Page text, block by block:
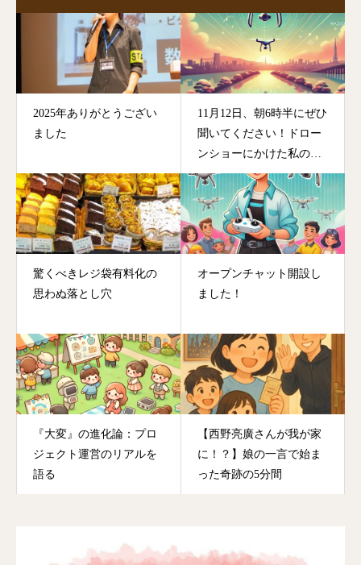
2025年ありがとうござい
ました
11月12日、朝6時半にぜひ
聞いてください！ドロー
ンショーにかけた私の想
い
驚くべきレジ袋有料化の
思わぬ落とし穴
オープンチャット開設し
ました！
『大変』の進化論：プロ
ジェクト運営のリアルを
語る
【西野亮廣さんが我が家
に！？】娘の一言で始ま
った奇跡の5分間